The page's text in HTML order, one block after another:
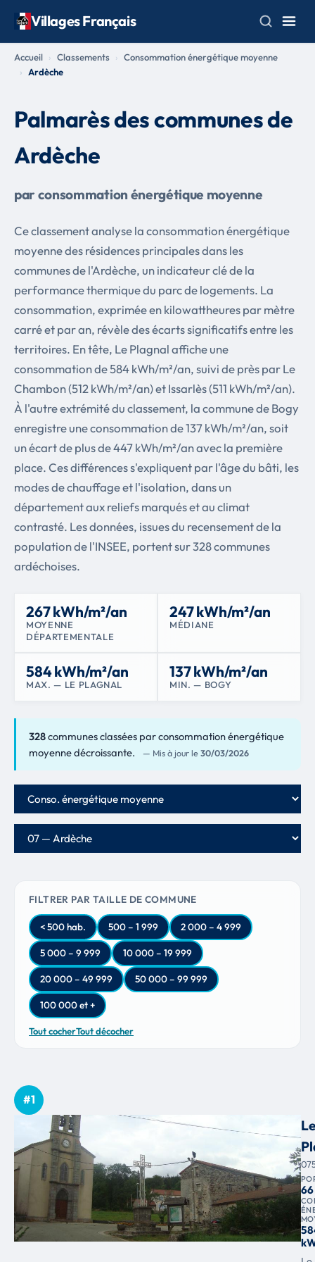
Villages Français
Accueil Classements
Consommation énergétique moyenne
Ardèche
Palmarès des communes de
Ardèche
par consommation énergétique moyenne
Ce classement analyse la consommation énergétique
moyenne des résidences principales dans les
communes de l'Ardèche, un indicateur clé de la
performance thermique du parc de logements. La
consommation, exprimée en kilowattheures par mètre
carré et par an, révèle des écarts significatifs entre les
territoires. En tête, Le Plagnal affiche une
consommation de 584 kWh/m²/an, suivi de près par Le
Chambon (512 kWh/m²/an) et Issarlès (511 kWh/m²/an).
À l'autre extrémité du classement, la commune de Bogy
enregistre une consommation de 137 kWh/m²/an, soit
un écart de plus de 447 kWh/m²/an avec la première
place. Ces différences s'expliquent par l'âge du bâti, les
modes de chauffage et l'isolation, dans un
département aux reliefs marqués et au climat
contrasté. Les données, issues du recensement de la
population de l'INSEE, portent sur 328 communes
ardéchoises.
267 kWh/m²/an
MOYENNE
DÉPARTEMENTALE
247 kWh/m²/an
MÉDIANE
584 kWh/m²/an
MAX. — LE PLAGNAL
137 kWh/m²/an
MIN. — BOGY
328communes classées par consommation énergétique
moyenne décroissante.
— Mis à jour le 30/03/2026
Critère de classement
Département
FILTRER PAR TAILLE DE COMMUNE
< 500 hab. 500 – 1 999 2 000 – 4 999
5 000 – 9 999 10 000 – 19 999
20 000 – 49 999 50 000 – 99 999
100 000 et +
Tout cocherTout décocher
#1